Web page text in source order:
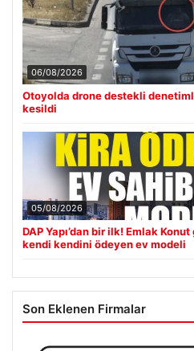
06/08/2026
Otoyolda drone destekli
kesildi
05/08/2026
DAP Yapı’dan bir ilk! Emlak
kendi kendini ödeyen ev modeli
Son Eklenen Firmalar